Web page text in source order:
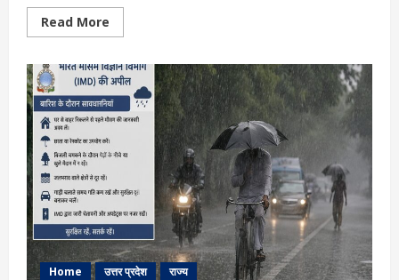
Read More
more
में
मानसून
हुआ
सक्रिय,
कई
में
भारी
अलर्ट;
IMD
ने
जारी
की
चेतावनी
Home उत्तर प्रदेश राज्य